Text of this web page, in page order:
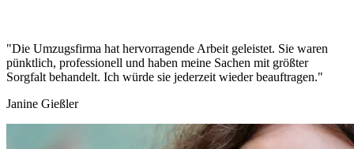
"Die Umzugsfirma hat hervorragende Arbeit geleistet. Sie waren
pünktlich, professionell und haben meine Sachen mit größter
Sorgfalt behandelt. Ich würde sie jederzeit wieder beauftragen."
Janine Gießler